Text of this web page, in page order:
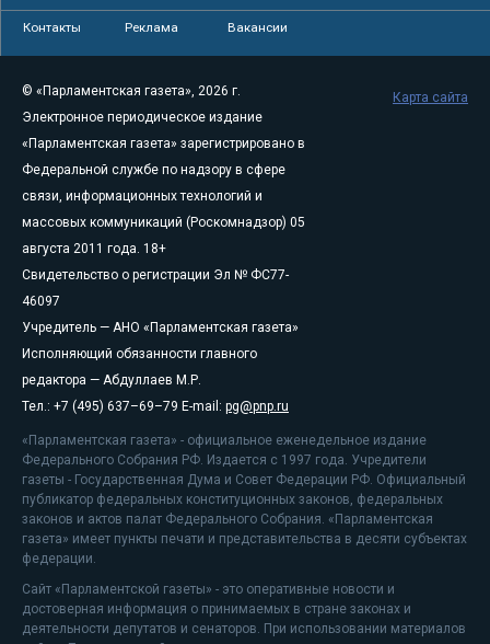
Контакты Реклама Вакансии
© «Парламентская газета», 2026 г.
Электронное периодическое издание
«Парламентская газета» зарегистрировано в
Федеральной службе по надзору в сфере
связи, информационных технологий и
массовых коммуникаций (Роскомнадзор) 05
августа 2011 года. 18+
Свидетельство о регистрации Эл № ФС77-
46097
Учредитель — АНО «Парламентская газета»
Исполняющий обязанности главного
редактора — Абдуллаев М.Р.
Тел.: +7 (495) 637–69–79 E-mail: pg@pnp.ru
«Парламентская газета» - официальное еженедельное издание
Федерального Собрания РФ. Издается с 1997 года. Учредители
газеты - Государственная Дума и Совет Федерации РФ. Официальный
публикатор федеральных конституционных законов, федеральных
законов и актов палат Федерального Собрания. «Парламентская
газета» имеет пункты печати и представительства в десяти субъектах
федерации.
Сайт «Парламентской газеты» - это оперативные новости и
достоверная информация о принимаемых в стране законах и
деятельности депутатов и сенаторов. При использовании материалов
Карта сайта